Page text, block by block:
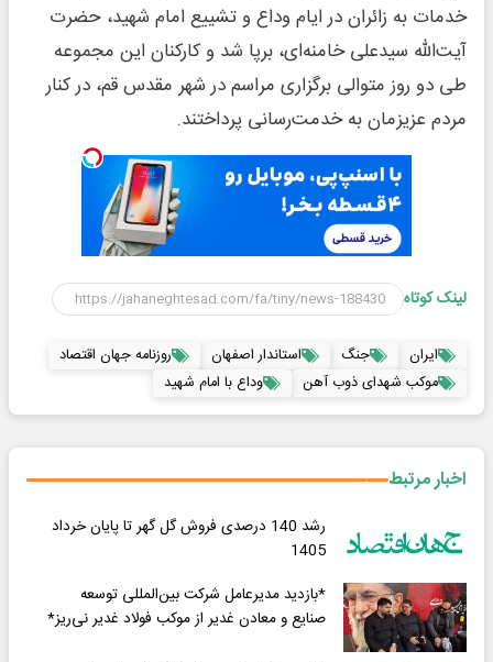
خدمات به زائران در ایام وداع و تشییع امام شهید، حضرت
آیت‌الله سیدعلی خامنه‌ای، برپا شد و کارکنان این مجموعه
طی دو روز متوالی برگزاری مراسم در شهر مقدس قم، در کنار
مردم عزیزمان به خدمت‌رسانی پرداختند.
لینک کوتاه
ایران جنگ استاندار اصفهان
روزنامه جهان اقتصاد
موکب شهدای ذوب آهن
وداع با امام شهید
اخبار مرتبط
رشد 140 درصدی فروش گل گهر تا پایان خرداد
1405
*بازدید مدیرعامل شرکت بین‌المللی توسعه
صنایع و معادن غدیر از موکب فولاد غدیر نی‌ریز*